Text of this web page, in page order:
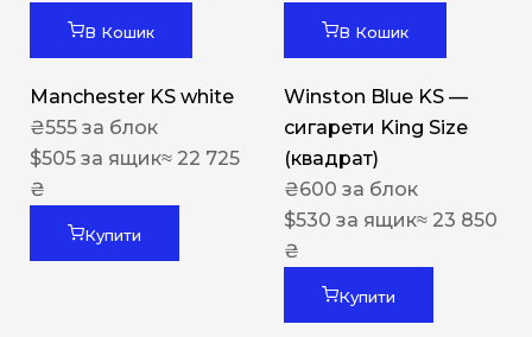
В Кошик
Manchester KS white
₴555 за блок
$505 за ящик≈ 22 725
₴
Купити
В Кошик
Winston Blue KS —
сигарети King Size
(квадрат)
₴600 за блок
$530 за ящик≈ 23 850
₴
Купити